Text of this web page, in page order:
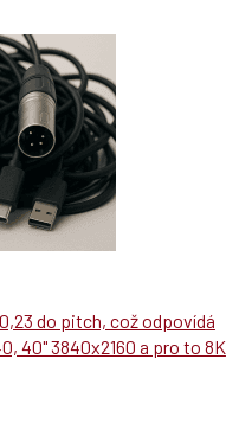
do pitch, což odpovídá
40" 3840x2160 a pro to 8K